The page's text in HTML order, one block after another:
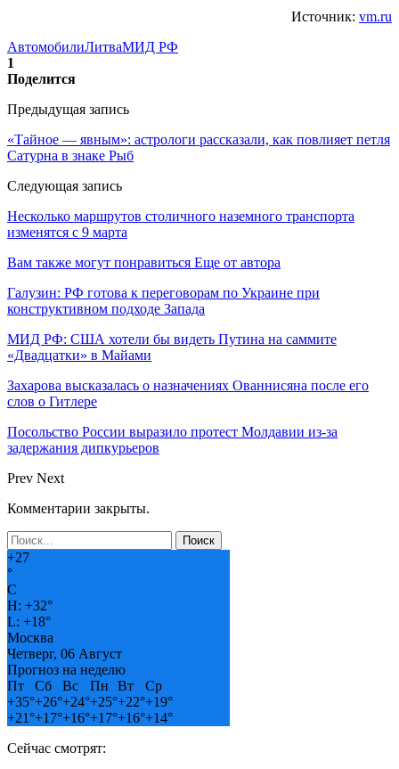
Источник: vm.ru
АвтомобилиЛитваМИД РФ
1
Поделится
Предыдущая запись
«Тайное — явным»: астрологи рассказали, как повлияет петля
Сатурна в знаке Рыб
Следующая запись
Несколько маршрутов столичного наземного транспорта
изменятся с 9 марта
Вам также могут понравиться Еще от автора
Галузин: РФ готова к переговорам по Украине при
конструктивном подходе Запада
МИД РФ: США хотели бы видеть Путина на саммите
«Двадцатки» в Майами
Захарова высказалась о назначениях Ованнисяна после его
слов о Гитлере
Посольство России выразило протест Молдавии из-за
задержания дипкурьеров
Prev Next
Комментарии закрыты.
+27
°
C
H: +32°
L: +18°
Москва
Четверг, 06 Август
Прогноз на неделю
Пт
Сб Вс Пн Вт
Ср
+35°+26°+24°+25°+22°+19°
+21°+17°+16°+17°+16°+14°
Сейчас смотрят: